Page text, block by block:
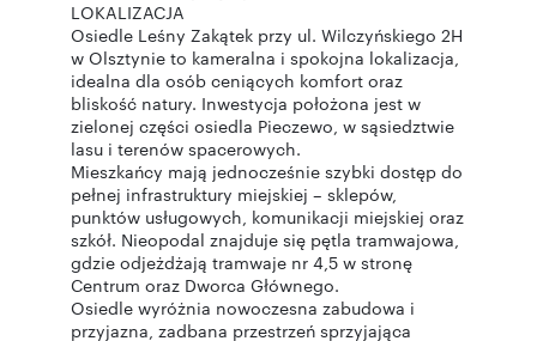
LOKALIZACJA
Osiedle Leśny Zakątek przy ul. Wilczyńskiego 2H
w Olsztynie to kameralna i spokojna lokalizacja,
idealna dla osób ceniących komfort oraz
bliskość natury. Inwestycja położona jest w
zielonej części osiedla Pieczewo, w sąsiedztwie
lasu i terenów spacerowych.
Mieszkańcy mają jednocześnie szybki dostęp do
pełnej infrastruktury miejskiej – sklepów,
punktów usługowych, komunikacji miejskiej oraz
szkół. Nieopodal znajduje się pętla tramwajowa,
gdzie odjeżdżają tramwaje nr 4,5 w stronę
Centrum oraz Dworca Głównego.
Osiedle wyróżnia nowoczesna zabudowa i
przyjazna, zadbana przestrzeń sprzyjająca